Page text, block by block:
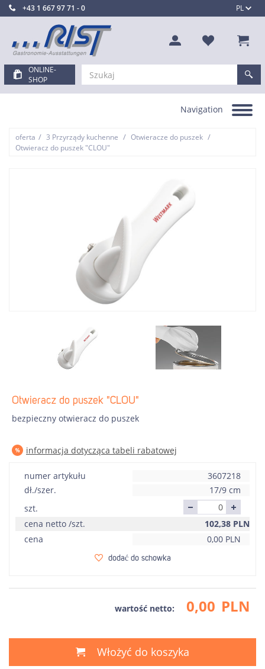
PL
+43 1 667 97 71 - 0
ONLINE-
SHOP
Toggle
Navigation
oferta / 3 Przyrządy kuchenne / Otwieracze do puszek /
Otwieracz do puszek "CLOU"
Otwieracz do puszek "CLOU"
bezpieczny otwieracz do puszek
informacja dotycząca tabeli rabatowej
numer artykułu
3607218
dł./szer.
17/9 cm
szt.
cena netto /szt.
102,38 PLN
cena
0,00 PLN
dodać do schowka
wartość netto: 0,00 PLN
Włożyć do koszyka